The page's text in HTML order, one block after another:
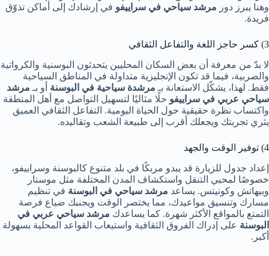
وهنا يبرز دور مرشد سياحي في سراييفو في إرشادك إلى أماكن تذوّق
فريدة.
3) كسر حاجز اللغة والتفاعل الثقافي
لا بدّ من معرفة أن بعض السكان المحليين يتحدثون البوسنية والكرواتية
والصربية، فيما قد تكون الإنجليزية متداولة في المناطق السياحية
فقط. لهذا، يشكّل الاستعانة بـ مرشدة سياحية في البوسنة أو بـ مرشد
سياحي عربي في سراييفو حلًا مثاليًا لتسهيل التواصل مع أهل المنطقة
واكتساب نظرة حقيقية حول الحياة اليومية. التفاعل الثقافي العميق
يثري تجربتك ويجعلك أقرب إلى طبيعة الشعب وتقاليده.
4) توفير الوقت والجهد
إعداد جدول للزيارة قد يبدو مربكًا في بلد متنوع كالبوسنة وسراييفو،
خصوصًا لمحبي التنقل واستكشاف المدن المختلفة مثل موستار
وبيهاتش وكونيتس. يساعد مرشد سياحي في البوسنة في تنظيم
مسارك وتنسيق مواعيدك، مما يختصر الوقت ويجنبك ضياع فرصة
التمتع بالمواقع الأكثر شهرة. كما يساعدك مرشد سياحي عربي في
البوسنة على إدراك الفروق الثقافية واستيعاب القواعد المحلية بسهولة
أكبر.